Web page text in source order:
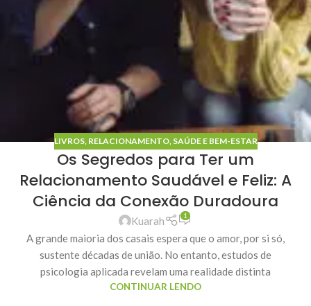
LIVROS, RELACIONAMENTO, SAÚDE E BEM-ESTAR
Os Segredos para Ter um
Relacionamento Saudável e Feliz: A
Ciência da Conexão Duradoura
Kuarah 1
A grande maioria dos casais espera que o amor, por si só,
sustente décadas de união. No entanto, estudos de
psicologia aplicada revelam uma realidade distinta
CONTINUAR LENDO